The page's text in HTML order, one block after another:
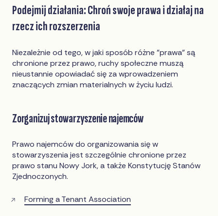
Podejmij działania: Chroń swoje prawa i działaj na
rzecz ich rozszerzenia
Niezależnie od tego, w jaki sposób różne "prawa" są
chronione przez prawo, ruchy społeczne muszą
nieustannie opowiadać się za wprowadzeniem
znaczących zmian materialnych w życiu ludzi.
Zorganizuj stowarzyszenie najemców
Prawo najemców do organizowania się w
stowarzyszenia jest szczególnie chronione przez
prawo stanu Nowy Jork, a także Konstytucję Stanów
Zjednoczonych.
Forming a Tenant Association